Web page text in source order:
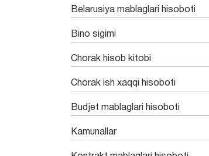
Belarusiya mablaglari hisoboti
Bino sigimi
Chorak hisob kitobi
Chorak ish xaqqi hisoboti
Budjet mablaglari hisoboti
Kamunallar